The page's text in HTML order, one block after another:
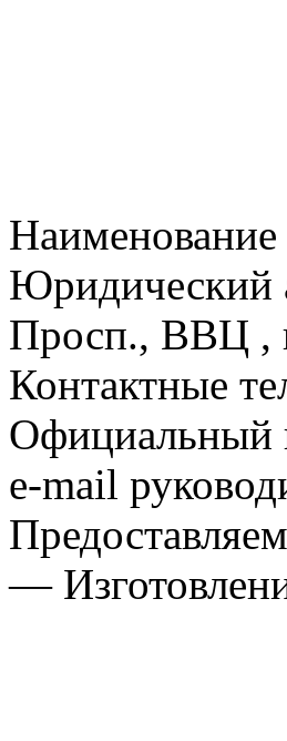
Юридический
Просп., ВВЦ ,
Контактные
Официальный
e-mail
—